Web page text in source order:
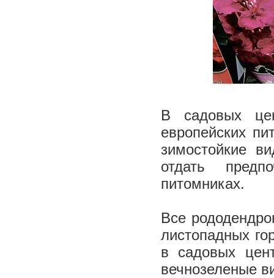
В садовых
европейских
зимостойкие
отдать
питомниках.
Все
листопадных
в садовых
вечнозеленые